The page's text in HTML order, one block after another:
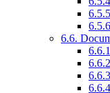
6.6.